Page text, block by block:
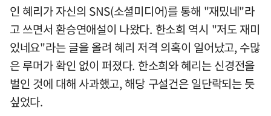
인 혜리가 자신의 SNS(소셜미디어)를 통해 "재밌네"라
고 쓰면서 환승연애설이 나왔다. 한소희 역시 "저도 재미
있네요"라는 글을 올려 혜리 저격 의혹이 일어났고, 수많
은 루머가 확인 없이 퍼졌다. 한소희와 혜리는 신경전을
벌인 것에 대해 사과했고, 해당 구설건은 일단락되는 듯
싶었다.